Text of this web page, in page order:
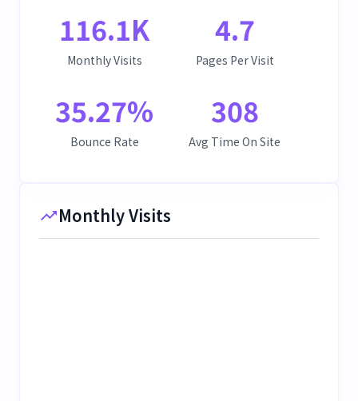
116.1K
Monthly Visits
4.7
Pages Per Visit
35.27%
Bounce Rate
308
Avg Time On Site
Monthly Visits